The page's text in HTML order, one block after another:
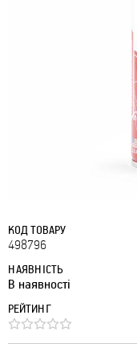
КОД ТОВАРУ
498796
НАЯВНІСТЬ
В наявності
РЕЙТИНГ